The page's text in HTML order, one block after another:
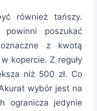
również tańszy.
poszukać
z kwotą
kopercie. Z reguły
niż 500 zł. Co
wybór jest na
ogranicza jedynie